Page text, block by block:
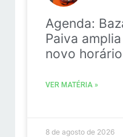
Agenda:
Paiva
novo
VER MATÉRIA »
8 de agosto de 2026